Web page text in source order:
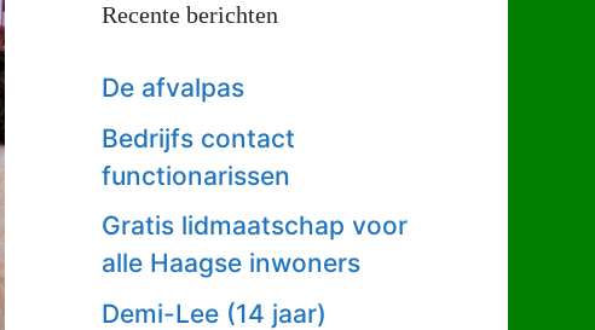
Recente berichten
De afvalpas
Bedrijfs contact
functionarissen
Gratis lidmaatschap voor
alle Haagse inwoners
Demi-Lee (14 jaar)